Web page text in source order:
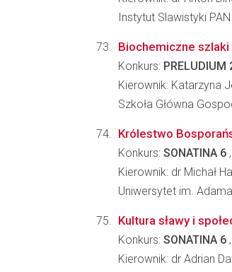
Instytut Slawistyki PAN
Biochemiczne
Konkurs: PRELUDIUM
Kierownik: Katarzyna
Szkoła Główna
Królestwo
Konkurs: SONATINA 6
Kierownik: dr Michał
Uniwersytet im.
Kultura sławy i
Konkurs: SONATINA 6
Kierownik: dr Adrian